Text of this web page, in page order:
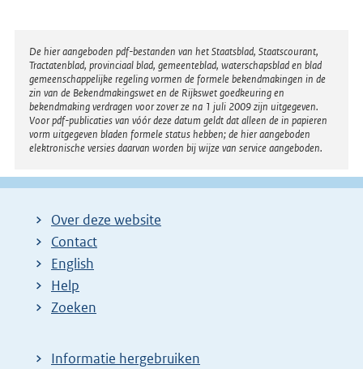
Disclaimer
De hier aangeboden pdf-bestanden van het Staatsblad, Staatscourant,
Tractatenblad, provinciaal blad, gemeenteblad, waterschapsblad en blad
gemeenschappelijke regeling vormen de formele bekendmakingen in de
zin van de Bekendmakingswet en de Rijkswet goedkeuring en
bekendmaking verdragen voor zover ze na 1 juli 2009 zijn uitgegeven.
Voor pdf-publicaties van vóór deze datum geldt dat alleen de in papieren
vorm uitgegeven bladen formele status hebben; de hier aangeboden
elektronische versies daarvan worden bij wijze van service aangeboden.
Over deze website
Contact
English
Help
Zoeken
Informatie hergebruiken